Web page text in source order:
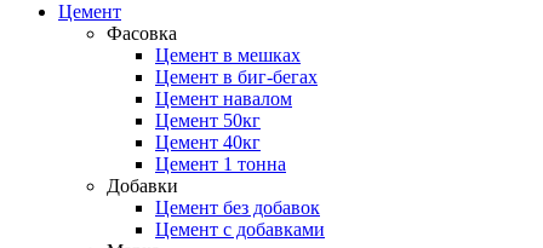
Цемент
Фасовка
Цемент в мешках
Цемент в биг-бегах
Цемент навалом
Цемент 50кг
Цемент 40кг
Цемент 1 тонна
Добавки
Цемент без добавок
Цемент с добавками